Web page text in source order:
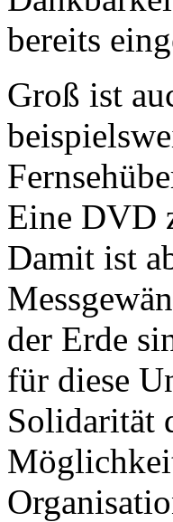
bereits
Groß ist
Eine DVD
Damit ist
der Erde
für diese
Solidarität